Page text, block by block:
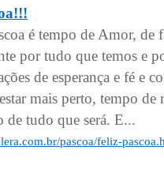
é tempo de Amor,
por tudo que temos e
de esperança e fé e
mais perto, tempo
de tudo que será. E...
pascoa/feliz-